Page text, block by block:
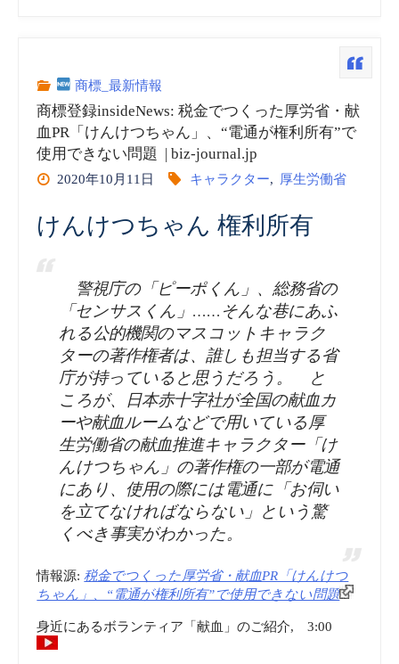
ナ
ロ
コ
奈
川
新
聞”
ン
商
品
高
が
過
去
最
高
更
新
録
insideNews:
“パ
大
国”中
国
に
ミ
ッ
フ
ー
商標_最新情報
商標登録insideNews: 税金でつくった厚労省・献
血PR「けんけつちゃん」、“電通が権利所有”で
使用できない問題 | biz-journal.jp
2020年10月11日 キャラクター, 厚生労働省
けんけつちゃん 権利所有
警視庁の「ピーポくん」、総務省の
「センサスくん」……そんな巷にあふ
れる公的機関のマスコットキャラク
ターの著作権者は、誰しも担当する省
庁が持っていると思うだろう。 と
ころが、日本赤十字社が全国の献血カ
ーや献血ルームなどで用いている厚
生労働省の献血推進キャラクター「け
んけつちゃん」の著作権の一部が電通
にあり、使用の際には電通に「お伺い
を立てなければならない」という驚
くべき事実がわかった。
情報源:税金でつくった厚労省・献血PR「けんけつ
ちゃん」、“電通が権利所有”で使用できない問題
身近にあるボランティア「献血」のご紹介, 3:00